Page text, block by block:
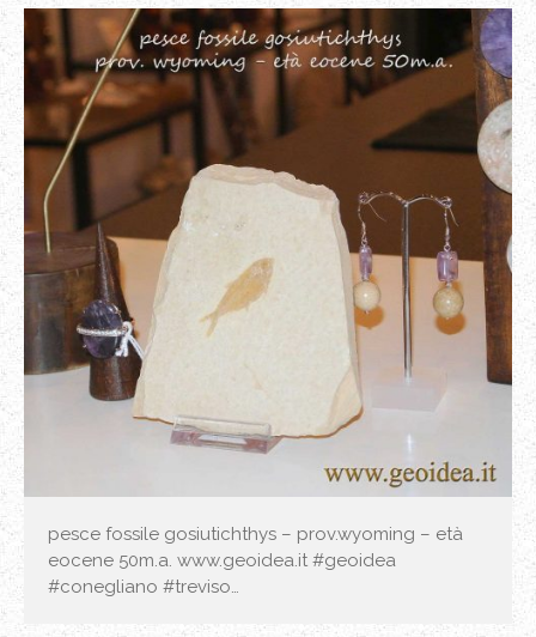
pesce fossile gosiutichthys – prov.wyoming – età
eocene 50m.a. www.geoidea.it #geoidea
#conegliano #treviso…